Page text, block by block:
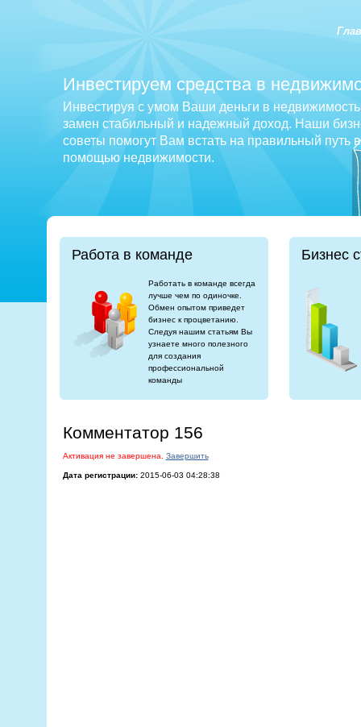
Инвестируем средства в
Инвестируя с умом Ваши деньги в
замен стабильный и надежный доход. Наши
советы помогут Вам встать на правильный путь
помощью недвижимости.
Работа в команде
Работать в команде всегда
лучше чем по одиночке.
Обмен опытом приведет
бизнес к процветанию.
Следуя нашим статьям Вы
узнаете много полезного
для создания
профессиональной
команды
Бизнес
Комментатор 156
Активация не завершена. Завершить
Дата регистрации:2015-06-03 04:28:38